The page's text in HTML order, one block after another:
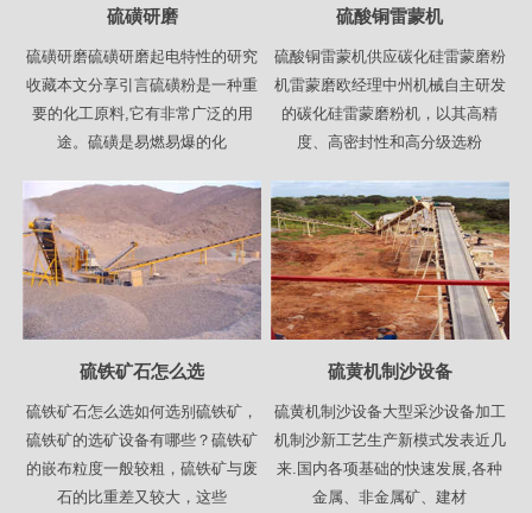
硫磺研磨
硫磺研磨硫磺研磨起电特性的研究
收藏本文分享引言硫磺粉是一种重
要的化工原料,它有非常广泛的用
途。硫磺是易燃易爆的化
硫酸铜雷蒙机
硫酸铜雷蒙机供应碳化硅雷蒙磨粉
机雷蒙磨欧经理中州机械自主研发
的碳化硅雷蒙磨粉机，以其高精
度、高密封性和高分级选粉
硫铁矿石怎么选
硫铁矿石怎么选如何选别硫铁矿，
硫铁矿的选矿设备有哪些？硫铁矿
的嵌布粒度一般较粗，硫铁矿与废
石的比重差又较大，这些
硫黄机制沙设备
硫黄机制沙设备大型采沙设备加工
机制沙新工艺生产新模式发表近几
来.国内各项基础的快速发展,各种
金属、非金属矿、建材